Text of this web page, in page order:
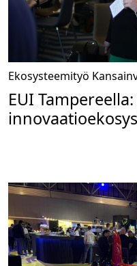
Ekosysteemityö
EUI